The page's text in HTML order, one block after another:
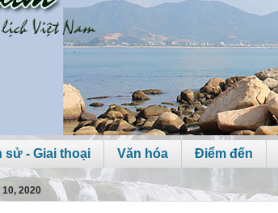
sử - Giai thoại Văn hóa Điểm đến
10, 2020